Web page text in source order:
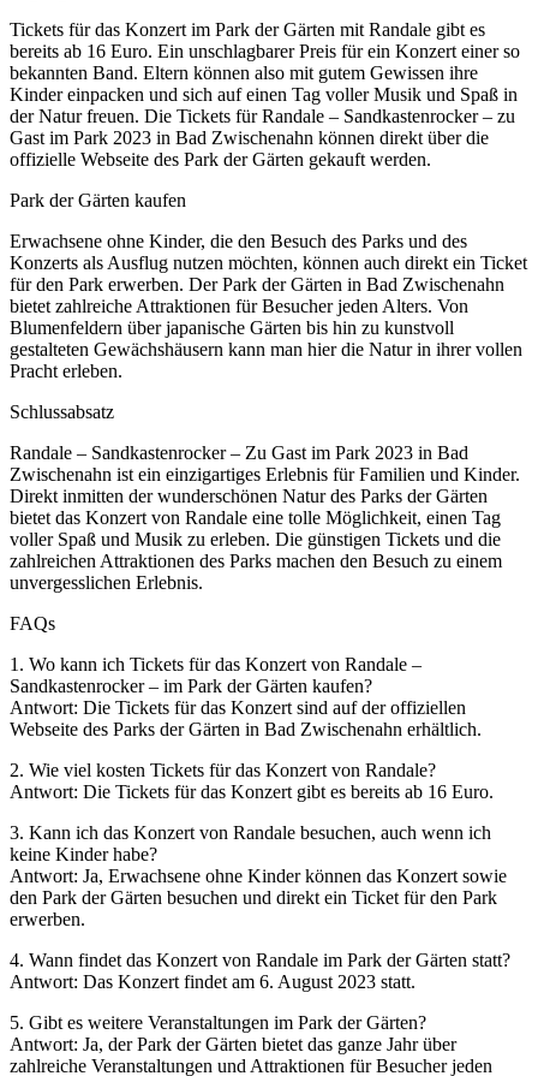
Tickets für das Konzert im Park der Gärten mit Randale gibt es
bereits ab 16 Euro. Ein unschlagbarer Preis für ein Konzert einer so
bekannten Band. Eltern können also mit gutem Gewissen ihre
Kinder einpacken und sich auf einen Tag voller Musik und Spaß in
der Natur freuen. Die Tickets für Randale – Sandkastenrocker – zu
Gast im Park 2023 in Bad Zwischenahn können direkt über die
offizielle Webseite des Park der Gärten gekauft werden.
Park der Gärten kaufen
Erwachsene ohne Kinder, die den Besuch des Parks und des
Konzerts als Ausflug nutzen möchten, können auch direkt ein Ticket
für den Park erwerben. Der Park der Gärten in Bad Zwischenahn
bietet zahlreiche Attraktionen für Besucher jeden Alters. Von
Blumenfeldern über japanische Gärten bis hin zu kunstvoll
gestalteten Gewächshäusern kann man hier die Natur in ihrer vollen
Pracht erleben.
Schlussabsatz
Randale – Sandkastenrocker – Zu Gast im Park 2023 in Bad
Zwischenahn ist ein einzigartiges Erlebnis für Familien und Kinder.
Direkt inmitten der wunderschönen Natur des Parks der Gärten
bietet das Konzert von Randale eine tolle Möglichkeit, einen Tag
voller Spaß und Musik zu erleben. Die günstigen Tickets und die
zahlreichen Attraktionen des Parks machen den Besuch zu einem
unvergesslichen Erlebnis.
FAQs
1. Wo kann ich Tickets für das Konzert von Randale –
Sandkastenrocker – im Park der Gärten kaufen?
Antwort: Die Tickets für das Konzert sind auf der offiziellen
Webseite des Parks der Gärten in Bad Zwischenahn erhältlich.
2. Wie viel kosten Tickets für das Konzert von Randale?
Antwort: Die Tickets für das Konzert gibt es bereits ab 16 Euro.
3. Kann ich das Konzert von Randale besuchen, auch wenn ich
keine Kinder habe?
Antwort: Ja, Erwachsene ohne Kinder können das Konzert sowie
den Park der Gärten besuchen und direkt ein Ticket für den Park
erwerben.
4. Wann findet das Konzert von Randale im Park der Gärten statt?
Antwort: Das Konzert findet am 6. August 2023 statt.
5. Gibt es weitere Veranstaltungen im Park der Gärten?
Antwort: Ja, der Park der Gärten bietet das ganze Jahr über
zahlreiche Veranstaltungen und Attraktionen für Besucher jeden